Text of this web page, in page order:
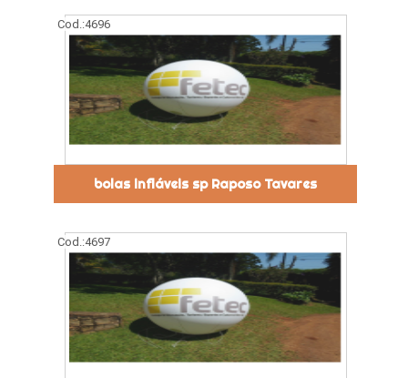
Cod.:4696
bolas infláveis sp Raposo Tavares
Cod.:4697